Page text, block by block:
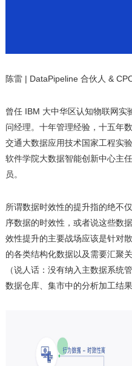
陈雷 | DataPipeline 合伙人 &
曾任 IBM 大中华区认知物联网实
问经理。十年管理经验，十五年
交通大数据应用技术国家工程实
软件学院大数据智能创新中心主
员。
所谓数据时效性的提升指的绝不
序数据的时效性，或者说这些数
效性提升的主要战场应该是针对
的各类结构化数据以及需要汇聚
（说人话：没有纳入主数据系统
数据仓库、集市中的分析加工结